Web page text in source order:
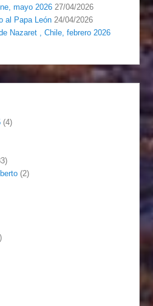
mayo 2026 27/04/2026
al Papa León 24/04/2026
Nazaret , Chile, febrero 2026
(4)
(2)